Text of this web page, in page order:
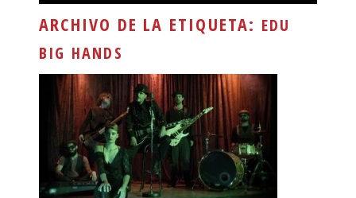
ARCHIVO DE LA ETIQUETA: EDU
BIG HANDS